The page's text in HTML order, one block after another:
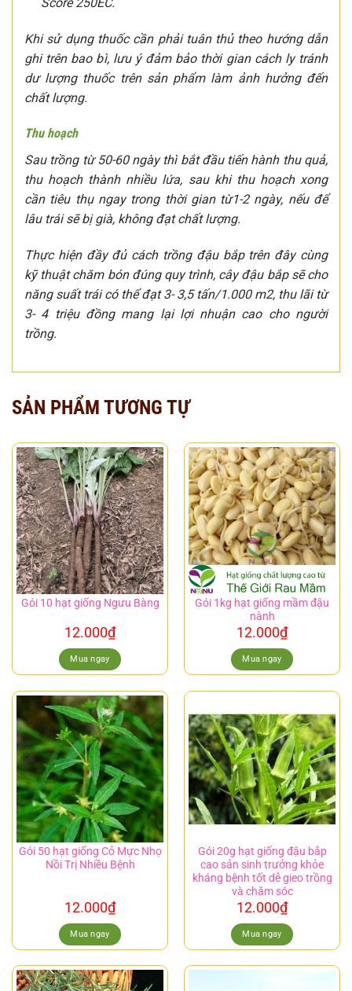
Khi sử dụng thuốc cần phải tuân thủ theo hướng dẫn
ghi trên bao bì, lưu ý đảm bảo thời gian cách ly tránh
dư lượng thuốc trên sản phẩm làm ảnh hưởng đến
chất lượng.
Thu hoạch
Sau trồng từ 50-60 ngày thì bắt đầu tiến hành thu quả,
thu hoạch thành nhiều lứa, sau khi thu hoạch xong
cần tiêu thụ ngay trong thời gian từ1-2 ngày, nếu để
lâu trái sẽ bị già, không đạt chất lượng.
Thực hiện đầy đủ cách trồng đậu bắp trên đây cùng
kỹ thuật chăm bón đúng quy trình, cây đậu bắp sẽ cho
năng suất trái có thể đạt 3- 3,5 tấn/1.000 m2, thu lãi từ
3- 4 triệu đồng mang lại lợi nhuận cao cho người
trồng.
SẢN PHẨM TƯƠNG TỰ
Gói 10 hạt giống Ngưu Bàng
12.000₫
Mua ngay
Gói 1kg hạt giống mầm đậu
nành
12.000₫
Mua ngay
Gói 50 hạt giống Cỏ Mực Nhọ
Nồi Trị Nhiều Bệnh
12.000₫
Mua ngay
Gói 20g hạt giống đậu bắp
cao sản sinh trưởng khỏe
kháng bệnh tốt dễ gieo trồng
và chăm sóc
12.000₫
Mua ngay